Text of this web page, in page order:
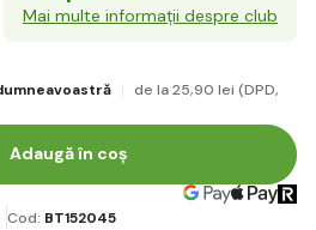
Mai multe informații despre club
de la 25,90 lei (DPD,
Adaugă în coș
Cod: BT152045